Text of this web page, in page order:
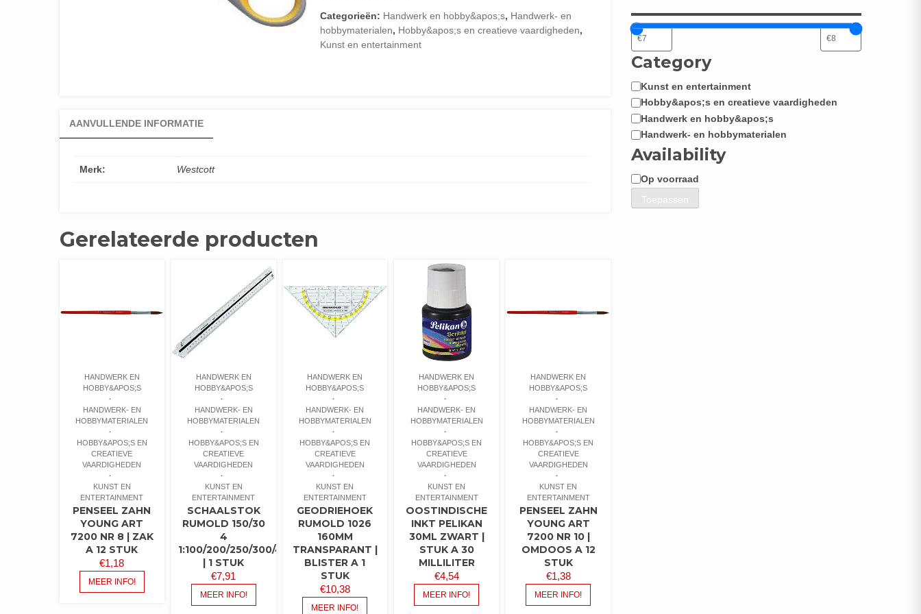
Categorieën: Handwerk en hobby&apos;s, Handwerk- en
hobbymaterialen, Hobby&apos;s en creatieve vaardigheden,
Kunst en entertainment
AANVULLENDE INFORMATIE
Merk: Westcott
Gerelateerde producten
HANDWERK EN
HOBBY&APOS;S
HANDWERK- EN
HOBBYMATERIALEN
HOBBY&APOS;S EN
CREATIEVE
VAARDIGHEDEN
KUNST EN
ENTERTAINMENT
PENSEEL ZAHN
YOUNG ART
7200 NR 8 | ZAK
A 12 STUK
€1,18
MEER INFO!
HANDWERK EN
HOBBY&APOS;S
HANDWERK- EN
HOBBYMATERIALEN
HOBBY&APOS;S EN
CREATIEVE
VAARDIGHEDEN
KUNST EN
ENTERTAINMENT
SCHAALSTOK
RUMOLD 150/30
4
1:100/200/250/300/400/5
| 1 STUK
€7,91
MEER INFO!
HANDWERK EN
HOBBY&APOS;S
HANDWERK- EN
HOBBYMATERIALEN
HOBBY&APOS;S EN
CREATIEVE
VAARDIGHEDEN
KUNST EN
ENTERTAINMENT
GEODRIEHOEK
RUMOLD 1026
160MM
TRANSPARANT |
BLISTER A 1
STUK
€10,38
MEER INFO!
HANDWERK EN
HOBBY&APOS;S
HANDWERK- EN
HOBBYMATERIALEN
HOBBY&APOS;S EN
CREATIEVE
VAARDIGHEDEN
KUNST EN
ENTERTAINMENT
OOSTINDISCHE
INKT PELIKAN
30ML ZWART |
STUK A 30
MILLILITER
€4,54
MEER INFO!
HANDWERK EN
HOBBY&APOS;S
HANDWERK- EN
HOBBYMATERIALEN
HOBBY&APOS;S EN
CREATIEVE
VAARDIGHEDEN
KUNST EN
ENTERTAINMENT
PENSEEL ZAHN
YOUNG ART
7200 NR 10 |
OMDOOS A 12
STUK
€1,38
MEER INFO!
Category
Categorie
Kunst en entertainment
Hobby&apos;s en creatieve vaardigheden
Handwerk en hobby&apos;s
Handwerk- en hobbymaterialen
Availability
Beschikbaarheid
Op voorraad
Toepassen